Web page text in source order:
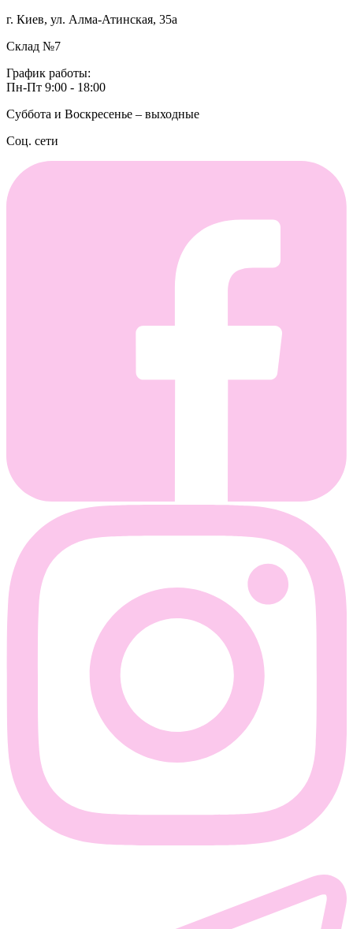
г. Киев, ул. Алма-Атинская, 35а
Склад №7
График работы:
Пн-Пт 9:00 - 18:00
Суббота и Воскресенье – выходные
Соц. сети